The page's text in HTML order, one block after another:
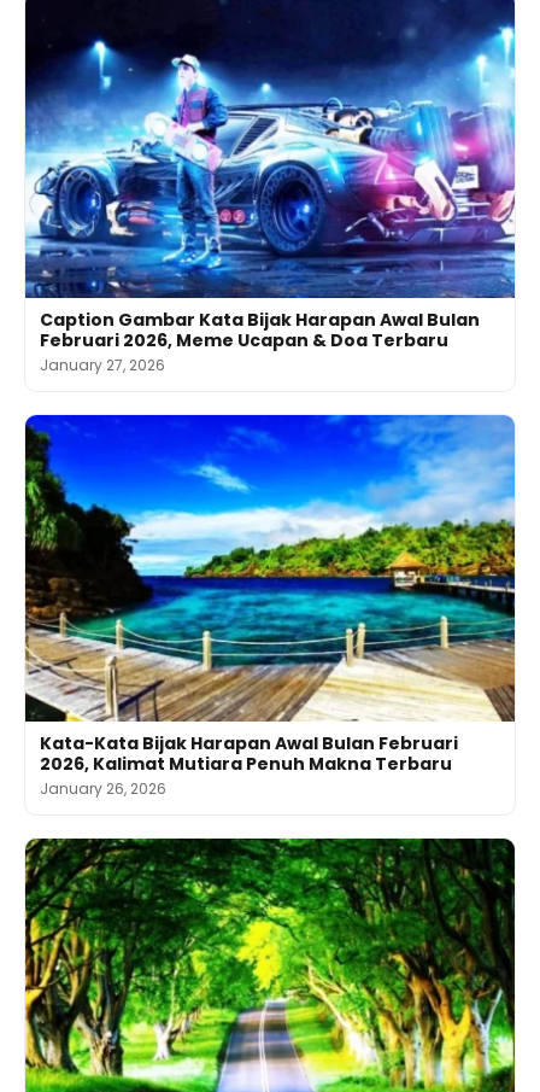
Caption Gambar Kata Bijak Harapan Awal Bulan
Februari 2026, Meme Ucapan & Doa Terbaru
January 27, 2026
Kata-Kata Bijak Harapan Awal Bulan Februari
2026, Kalimat Mutiara Penuh Makna Terbaru
January 26, 2026